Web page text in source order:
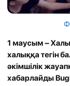
1 маусым –
халыққа тегін
әкімшілік
хабарлайды